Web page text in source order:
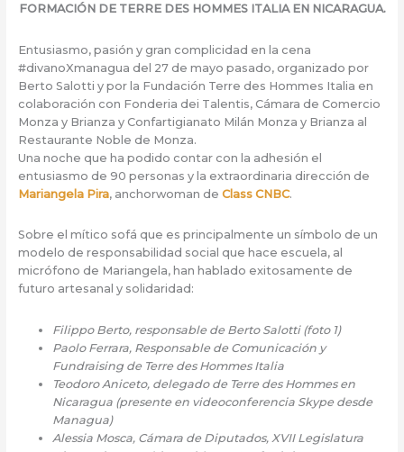
FORMACIÓN DE TERRE DES HOMMES ITALIA EN NICARAGUA.
Entusiasmo, pasión y gran complicidad en la cena
#divanoXmanagua del 27 de mayo pasado, organizado por
Berto Salotti y por la Fundación Terre des Hommes Italia en
colaboración con Fonderia dei Talentis, Cámara de Comercio
Monza y Brianza y Confartigianato Milán Monza y Brianza al
Restaurante Noble de Monza.
Una noche que ha podido contar con la adhesión el
entusiasmo de 90 personas y la extraordinaria dirección de
Mariangela Pira, anchorwoman de Class CNBC.
Sobre el mítico sofá que es principalmente un símbolo de un
modelo de responsabilidad social que hace escuela, al
micrófono de Mariangela, han hablado exitosamente de
futuro artesanal y solidaridad:
Filippo Berto, responsable de Berto Salotti (foto 1)
Paolo Ferrara, Responsable de Comunicación y
Fundraising de Terre des Hommes Italia
Teodoro Aniceto, delegado de Terre des Hommes en
Nicaragua (presente en videoconferencia Skype desde
Managua)
Alessia Mosca, Cámara de Diputados, XVII Legislatura